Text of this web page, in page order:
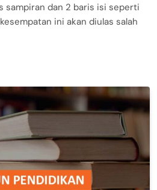
sampiran dan 2 baris isi seperti
ini akan diulas salah